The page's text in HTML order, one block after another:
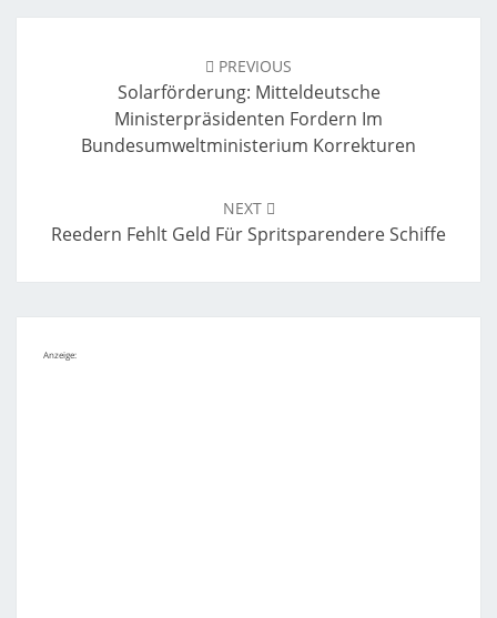
PREVIOUS
Solarförderung: Mitteldeutsche
Ministerpräsidenten Fordern Im
Bundesumweltministerium Korrekturen
NEXT
Reedern Fehlt Geld Für Spritsparendere Schiffe
Anzeige: